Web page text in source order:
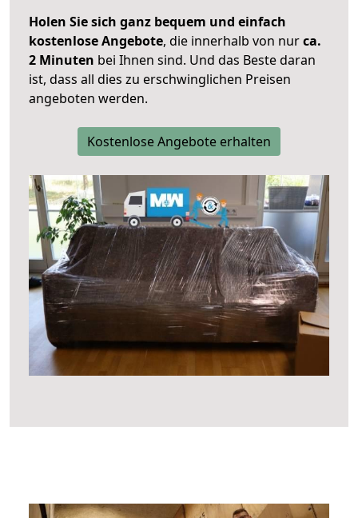
Holen Sie sich ganz bequem und einfach
kostenlose Angebote, die innerhalb von nurca.
2 Minuten bei Ihnen sind. Und das Beste daran
ist, dass all dies zu erschwinglichen Preisen
angeboten werden.
Kostenlose Angebote erhalten